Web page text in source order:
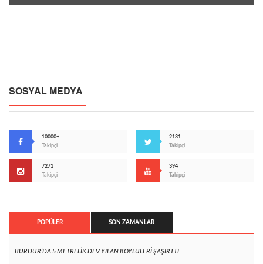
SOSYAL MEDYA
10000+
Takipçi
2131
Takipçi
7271
Takipçi
394
Takipçi
POPÜLER SON ZAMANLAR
BURDUR’DA 5 METRELİK DEV YILAN KÖYLÜLERİ ŞAŞIRTTI